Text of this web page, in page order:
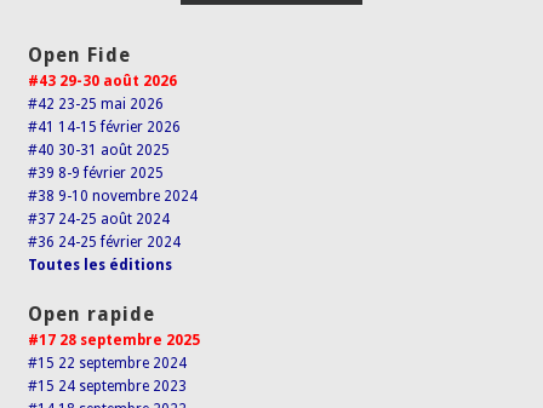
Open Fide
#43 29-30 août 2026
#42 23-25 mai 2026
#41 14-15 février 2026
#40 30-31 août 2025
#39 8-9 février 2025
#38 9-10 novembre 2024
#37 24-25 août 2024
#36 24-25 février 2024
Toutes les éditions
Open rapide
#17 28 septembre 2025
#15 22 septembre 2024
#15 24 septembre 2023